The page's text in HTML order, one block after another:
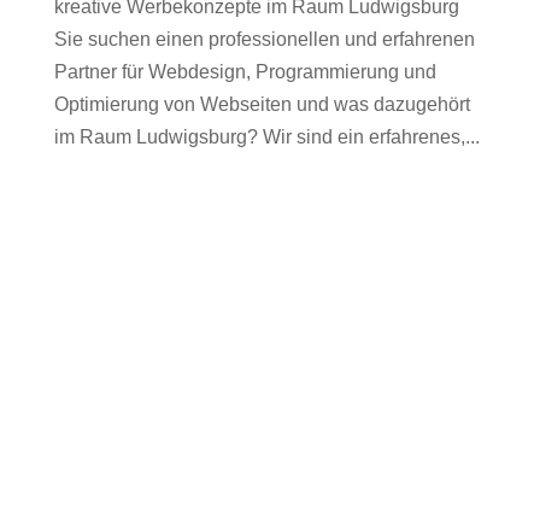
kreative Werbekonzepte im Raum Ludwigsburg
Sie suchen einen professionellen und erfahrenen
Partner für Webdesign, Programmierung und
Optimierung von Webseiten und was dazugehört
im Raum Ludwigsburg? Wir sind ein erfahrenes,...